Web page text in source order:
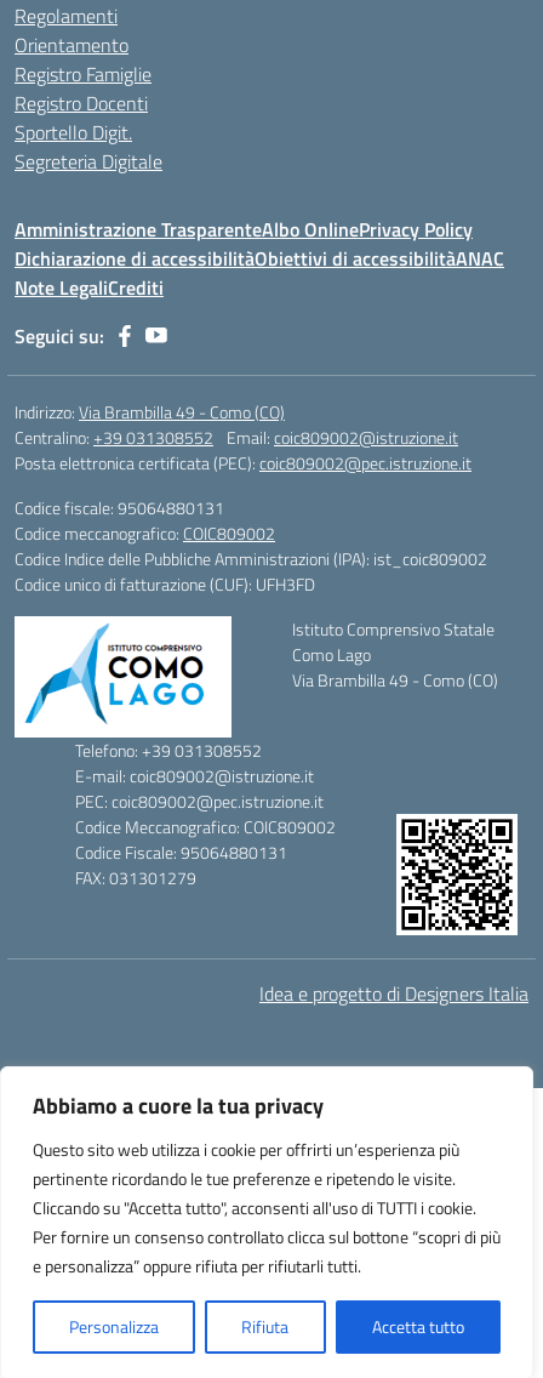
Abbiamo a cuore la tua privacy
Questo sito web utilizza i cookie per offrirti un’esperienza più
pertinente ricordando le tue preferenze e ripetendo le visite.
Cliccando su "Accetta tutto", acconsenti all'uso di TUTTI i cookie.
Per fornire un consenso controllato clicca sul bottone “scopri di più
e personalizza” oppure rifiuta per rifiutarli tutti.
Personalizza Rifiuta Accetta tutto
Regolamenti
Orientamento
Registro Famiglie
Registro Docenti
Sportello Digit.
Segreteria Digitale
Amministrazione TrasparenteAlbo OnlinePrivacy Policy
Dichiarazione di accessibilitàObiettivi di accessibilitàANAC
Note LegaliCrediti
Seguici su:
Indirizzo:Via Brambilla 49 - Como (CO)
Centralino:+39 031308552 Email:coic809002@istruzione.it
Posta elettronica certificata (PEC):coic809002@pec.istruzione.it
Codice fiscale: 95064880131
Codice meccanografico: COIC809002
Codice Indice delle Pubbliche Amministrazioni (IPA): ist_coic809002
Codice unico di fatturazione (CUF): UFH3FD
Istituto Comprensivo Statale
Como Lago
Via Brambilla 49 - Como (CO)
Telefono: +39 031308552
E-mail: coic809002@istruzione.it
PEC: coic809002@pec.istruzione.it
Codice Meccanografico: COIC809002
Codice Fiscale: 95064880131
FAX: 031301279
Idea e progetto di Designers Italia